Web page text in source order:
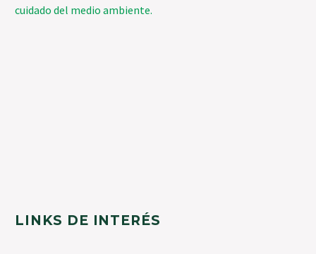
cuidado del medio ambiente.
LINKS DE INTERÉS